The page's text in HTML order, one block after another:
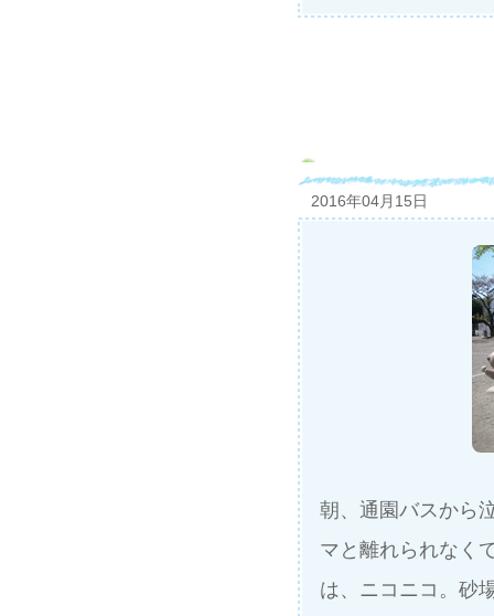
2016年04月15日
朝、通園バスから
マと離れられなく
は、ニコニコ。砂